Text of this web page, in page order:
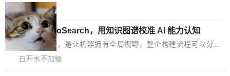
eXAI的资金消耗速度尤为引人瞩目。然而，支撑庞大支出的资金来
源却呈现出截然不同的面貌。数据显示，微软和 Meta 主要依托充
沛的经营现金流来覆盖资本开支，其资本支出覆盖率分别达到15
5% 和106%;而SpaceXAI的经营现金流仅能覆盖资本开支的12...
编程 agent；Muse Spark 1.2，驱动这个 agent 的新模型。一句
话概括：你可以用 curl -fsSL https://dev.meta.ai/install.sh | bash
安装一个能在大项目里自动规划、写代码、验证结果的 AI 终端工
具。 据介绍，Muse Code 是 Meta 的编程 agent 产品。它和市场
上已有的终端编程 agent 在设计理念上有几个明显的差异点。 异
局
美团开源 LoHoSearch，用知识图谱校准 AI 能力认知
机器出题的前提，是让机器拥有全局视野。整个构建流程可以分为
四个环节：建图 → 控制难度 → 质量把关 → 数据概览。
白开水不加糖